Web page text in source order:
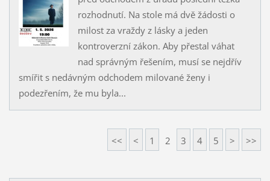
rozhodnutí. Na stole má dvě žádosti o
milost za vraždy z lásky a jeden
kontroverzní zákon. Aby přestal váhat
nad správným řešením, musí se nejdřív
smířit s nedávným odchodem milované ženy i
podezřením, že mu byla...
<< < 1 2 3 4 5 > >>